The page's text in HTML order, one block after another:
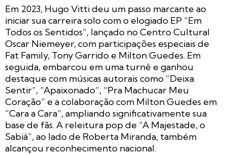
Em 2023, Hugo Vitti deu um passo marcante ao
iniciar sua carreira solo com o elogiado EP “Em
Todos os Sentidos”, lançado no Centro Cultural
Oscar Niemeyer, com participações especiais de
Fat Family, Tony Garrido e Milton Guedes. Em
seguida, embarcou em uma turnê e ganhou
destaque com músicas autorais como “Deixa
Sentir”, “Apaixonado”, “Pra Machucar Meu
Coração” e a colaboração com Milton Guedes em
“Cara a Cara”, ampliando significativamente sua
base de fãs. A releitura pop de “A Majestade, o
Sabiá”, ao lado de Roberta Miranda, também
alcançou reconhecimento nacional.